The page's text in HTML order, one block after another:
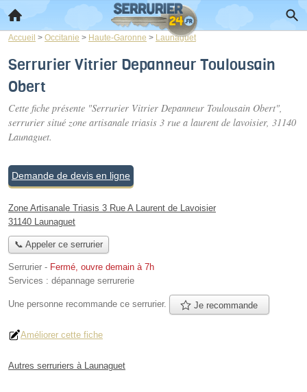
Accueil > Occitanie > Haute-Garonne > Launaguet
Serrurier Vitrier Depanneur Toulousain
Obert
Cette fiche présente "Serrurier Vitrier Depanneur Toulousain Obert",
serrurier situé zone artisanale triasis 3 rue a laurent de lavoisier, 31140
Launaguet.
Demande de devis en ligne
Zone Artisanale Triasis 3 Rue A Laurent de Lavoisier
31140 Launaguet
📞 Appeler ce serrurier
Serrurier - Fermé, ouvre demain à 7h
Services : dépannage serrurerie
Une personne recommande ce serrurier. Je recommande
Améliorer cette fiche
Autres serruriers à Launaguet